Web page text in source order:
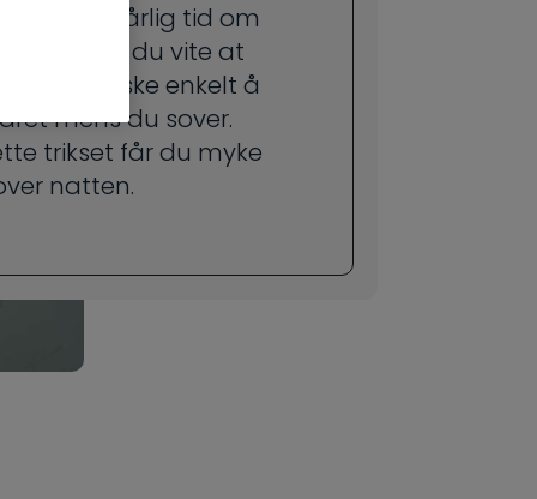
ofte har dårlig tid om
så bør du vite at
ganske enkelt å
mens du sover.
trikset får du myke
natten.